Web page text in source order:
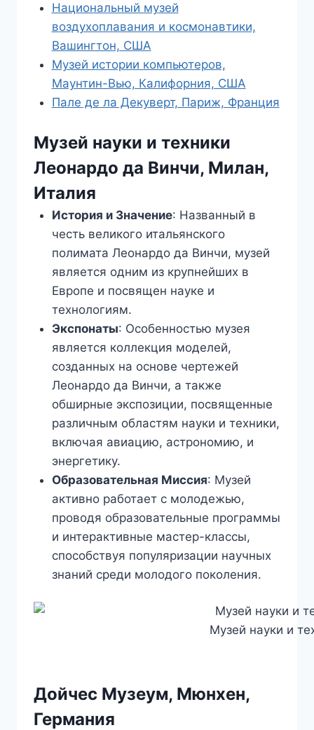
Национальный музей
воздухоплавания и космонавтики,
Вашингтон, США
Музей истории компьютеров,
Маунтин-Вью, Калифорния, США
Пале де ла Декуверт, Париж, Франция
Музей науки и техники
Леонардо да Винчи, Милан,
Италия
История и Значение: Названный в
честь великого итальянского
полимата Леонардо да Винчи, музей
является одним из крупнейших в
Европе и посвящен науке и
технологиям.
Экспонаты: Особенностью музея
является коллекция моделей,
созданных на основе чертежей
Леонардо да Винчи, а также
обширные экспозиции, посвященные
различным областям науки и техники,
включая авиацию, астрономию, и
энергетику.
Образовательная Миссия: Музей
активно работает с молодежью,
проводя образовательные программы
и интерактивные мастер-классы,
способствуя популяризации научных
знаний среди молодого поколения.
Музей науки и
Дойчес Музеум, Мюнхен,
Германия